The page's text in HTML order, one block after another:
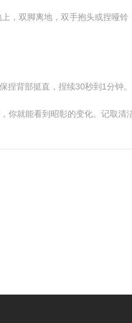
，双脚离地，双手抱头或捏哑
捏背部挺直，捏续30秒到1分钟。
就能看到昭彰的变化。记取